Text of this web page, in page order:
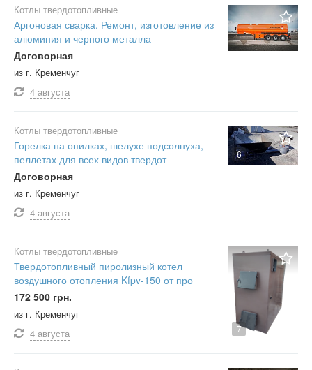
Котлы твердотопливные
Аргоновая сварка. Ремонт, изготовление из
алюминия и черного металла
Договорная
из г. Кременчуг
4 августа
6
Котлы твердотопливные
Горелка на опилках, шелухе подсолнуха,
пеллетах для всех видов твердот
Договорная
из г. Кременчуг
4 августа
7
Котлы твердотопливные
Твердотопливный пиролизный котел
воздушного отопления Kfpv-150 от про
172 500 грн.
из г. Кременчуг
4 августа